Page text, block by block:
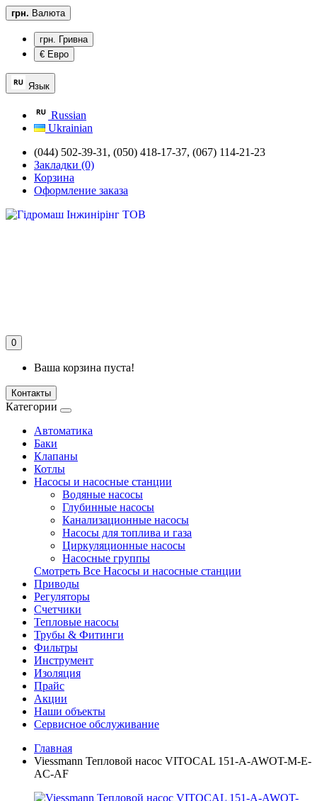
грн. Валюта
грн. Гривна
€ Евро
Язык
Russian
Ukrainian
(044) 502-39-31, (050) 418-17-37, (067) 114-21-23
Закладки (0)
Корзина
Оформление заказа
0
Ваша корзина пуста!
Контакты
Категории
Автоматика
Баки
Клапаны
Котлы
Насосы и насосные станции
Водяные насосы
Глубинные насосы
Канализационные насосы
Насосы для топлива и газа
Циркуляционные насосы
Насосные группы
Смотреть Все Насосы и насосные станции
Приводы
Регуляторы
Счетчики
Тепловые насосы
Трубы & Фитинги
Фильтры
Инструмент
Изоляция
Прайс
Акции
Наши объекты
Сервисное обслуживание
Главная
Viessmann Тепловой насос VITOCAL 151-A-AWOT-M-E-
AC-AF